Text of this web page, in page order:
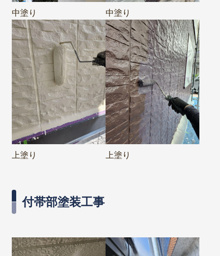
中塗り 中塗り
上塗り 上塗り
付帯部塗装工事